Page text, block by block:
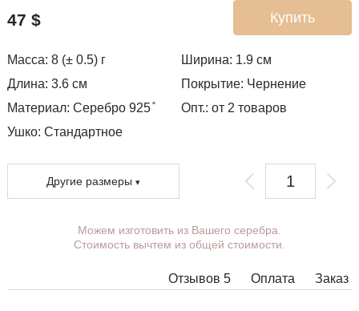
Купить
47 $
Масса: 8 (± 0.5) г Ширина: 1.9 см
Длина: 3.6 см
Покрытие: Чернение
Материал: Серебро 925 ̊
Опт.: от 2 товаров
Ушко: Стандартное
Другие размеры
Вы можете выбрать покрытие, ушко.
Дополнительные пожелания можете указать в
В некоторых моделях подвесок нет возможности
Можем изготовить из Вашего серебра.
Стоимость вычтем из общей стоимости.
Отзывов 5 Заказ
Оплата